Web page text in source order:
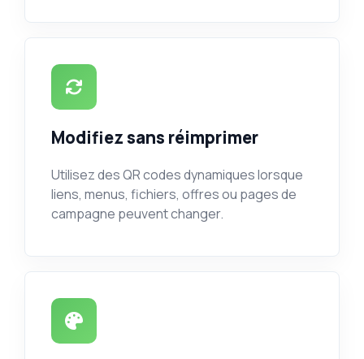
Modifiez sans réimprimer
Utilisez des QR codes dynamiques lorsque
liens, menus, fichiers, offres ou pages de
campagne peuvent changer.